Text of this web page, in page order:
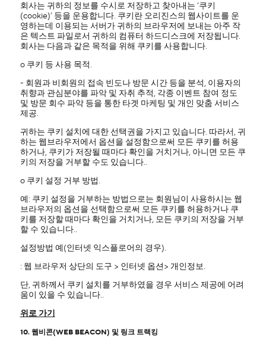
회사는 귀하의 정보를 수시로 저장하고 찾아내는 ‘쿠키
(cookie)’ 등을 운용합니다. 쿠키란 오리진스의 웹사이트를 운
영하는데 이용되는 서버가 귀하의 브라우저에 보내는 아주 작
은 텍스트 파일로서 귀하의 컴퓨터 하드디스크에 저장됩니다.
회사는 다음과 같은 목적을 위해 쿠키를 사용합니다.
ο 쿠키 등 사용 목적.
- 회원과 비회원의 접속 빈도나 방문 시간 등을 분석, 이용자의
취향과 관심분야를 파악 및 자취 추적, 각종 이벤트 참여 정도
및 방문 회수 파악 등을 통한 타겟 마케팅 및 개인 맞춤 서비스
제공.
귀하는 쿠키 설치에 대한 선택권을 가지고 있습니다. 따라서, 귀
하는 웹브라우저에서 옵션을 설정함으로써 모든 쿠키를 허용
하거나, 쿠키가 저장될 때마다 확인을 거치거나, 아니면 모든 쿠
키의 저장을 거부할 수도 있습니다..
ο 쿠키 설정 거부 방법.
예: 쿠키 설정을 거부하는 방법으로는 회원님이 사용하시는 웹
브라우저의 옵션을 선택함으로써 모든 쿠키를 허용하거나 쿠
키를 저장할 때마다 확인을 거치거나, 모든 쿠키의 저장을 거부
할 수 있습니다..
설정방법 예(인터넷 익스플로어의 경우).
: 웹 브라우저 상단의 도구 > 인터넷 옵션> 개인정보.
단, 귀하께서 쿠키 설치를 거부하였을 경우 서비스 제공에 어려
움이 있을 수 있습니다..
위로 가기
10. 웹비콘(WEB BEACON) 및 링크 트랙킹